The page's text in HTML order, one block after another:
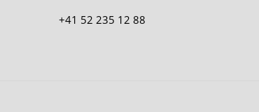
+41 52 235 12 88